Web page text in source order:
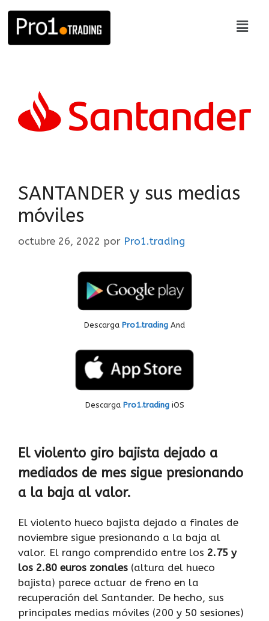
SANTANDER y sus medias
móviles
octubre 26, 2022 por Pro1.trading
Descarga Pro1.trading And
Descarga Pro1.tradingiOS
El violento giro bajista dejado a
mediados de mes sigue presionando
a la baja al valor.
El violento hueco bajista dejado a finales de
noviembre sigue presionando a la baja al
valor. El rango comprendido entre los 2.75 y
los 2.80 euros zonales (altura del hueco
bajista) parece actuar de freno en la
recuperación del Santander. De hecho, sus
principales medias móviles (200 y 50 sesiones)